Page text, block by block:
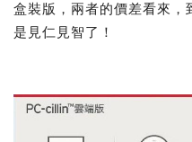
盒裝版，兩者的價差看來，
是見仁見智了！